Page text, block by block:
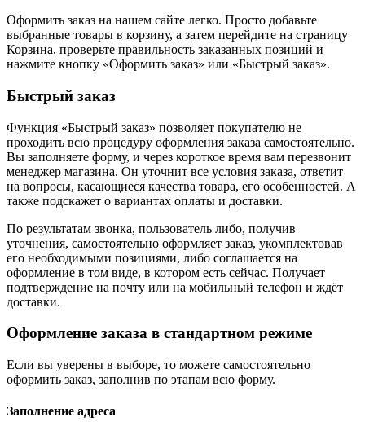
Оформить заказ на нашем сайте легко. Просто добавьте
выбранные товары в корзину, а затем перейдите на страницу
Корзина, проверьте правильность заказанных позиций и
нажмите кнопку «Оформить заказ» или «Быстрый заказ».
Быстрый заказ
Функция «Быстрый заказ» позволяет покупателю не
проходить всю процедуру оформления заказа самостоятельно.
Вы заполняете форму, и через короткое время вам перезвонит
менеджер магазина. Он уточнит все условия заказа, ответит
на вопросы, касающиеся качества товара, его особенностей. А
также подскажет о вариантах оплаты и доставки.
По результатам звонка, пользователь либо, получив
уточнения, самостоятельно оформляет заказ, укомплектовав
его необходимыми позициями, либо соглашается на
оформление в том виде, в котором есть сейчас. Получает
подтверждение на почту или на мобильный телефон и ждёт
доставки.
Оформление заказа в стандартном режиме
Если вы уверены в выборе, то можете самостоятельно
оформить заказ, заполнив по этапам всю форму.
Заполнение адреса